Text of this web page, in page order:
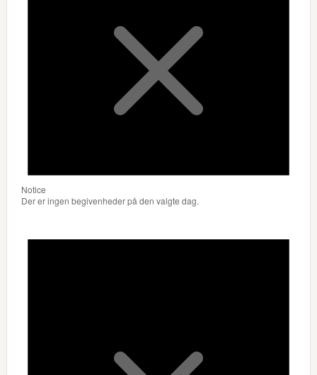
Notice
Der er ingen begivenheder på den valgte dag.